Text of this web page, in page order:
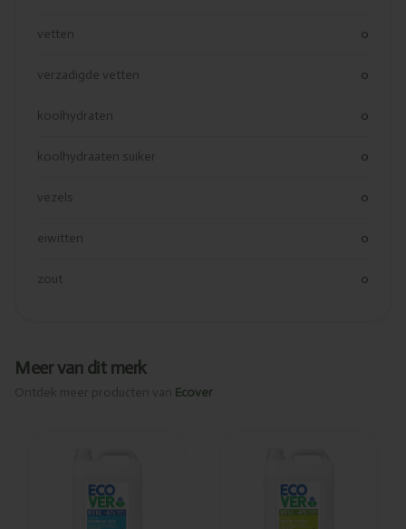
vetten 0
verzadigde vetten 0
koolhydraten 0
koolhydraaten suiker 0
vezels 0
eiwitten 0
zout 0
Meer van dit merk
Ontdek meer producten van Ecover
liquide
camomille &
clémentine 5L
liquide
citron &
aloë véra 5L